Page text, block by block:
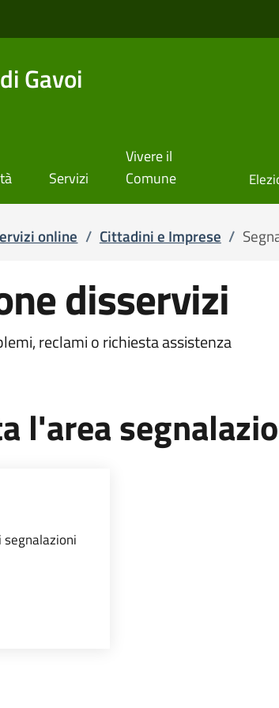
Gavoi
Servizi
Vivere il
Comune
online / Cittadini e Imprese /
disservizi
reclami o richiesta assistenza
l'area